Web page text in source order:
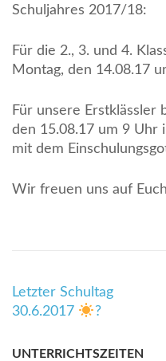
Schuljahres 2017/18:
Für die 2., 3. und 4.
Montag, den 14.08.17
Für unsere Erstklässler
den 15.08.17 um 9 Uhr
mit dem
Wir freuen uns auf Euch
Letzter Schultag
30.6.2017
?
UNTERRICHTSZEITEN